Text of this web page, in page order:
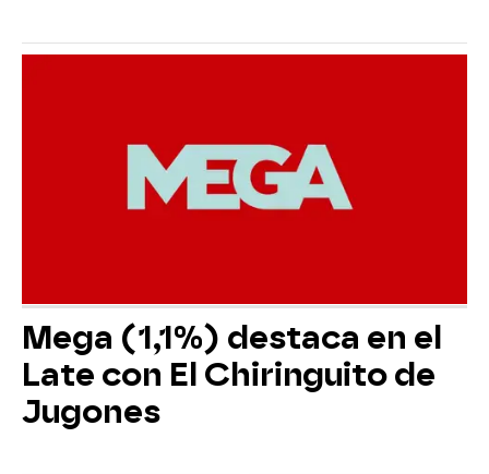
Mega (1,1%) destaca en el
Late con El Chiringuito de
Jugones